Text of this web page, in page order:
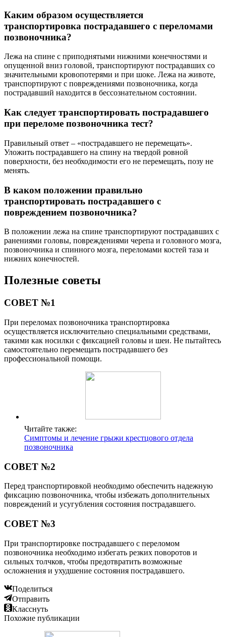
Каким образом осуществляется
транспортировка пострадавшего с переломами
позвоночника?
Лежа на спине с приподнятыми нижними конечностями и
опущенной вниз головой, транспортируют пострадавших со
значительными кровопотерями и при шоке. Лежа на животе,
транспортируют с повреждениями позвоночника, когда
пострадавший находится в бессознательном состоянии.
Как следует транспортировать пострадавшего
при переломе позвоночника тест?
Правильный ответ – «пострадавшего не перемещать».
Уложить пострадавшего на спину на твердой ровной
поверхности, без необходимости его не перемещать, позу не
менять.
В каком положении правильно
транспортировать пострадавшего с
повреждением позвоночника?
В положении лежа на спине транспортируют пострадавших с
ранениями головы, повреждениями черепа и головного мозга,
позвоночника и спинного мозга, переломами костей таза и
нижних конечностей.
Полезные советы
СОВЕТ №1
При переломах позвоночника транспортировка
осуществляется исключительно специальными средствами,
такими как носилки с фиксацией головы и шеи. Не пытайтесь
самостоятельно перемещать пострадавшего без
профессиональной помощи.
Читайте также:
Симптомы и лечение грыжи крестцового отдела
позвоночника
СОВЕТ №2
Перед транспортировкой необходимо обеспечить надежную
фиксацию позвоночника, чтобы избежать дополнительных
повреждений и усугубления состояния пострадавшего.
СОВЕТ №3
При транспортировке пострадавшего с переломом
позвоночника необходимо избегать резких поворотов и
сильных толчков, чтобы предотвратить возможные
осложнения и ухудшение состояния пострадавшего.
Поделиться
Отправить
Класснуть
Похожие публикации